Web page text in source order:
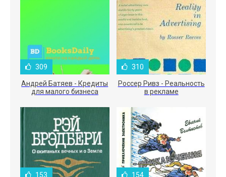
309
Андрей Батяев - Кредиты
для малого бизнеса
310
Россер Ривз - Реальность
в рекламе
153 154